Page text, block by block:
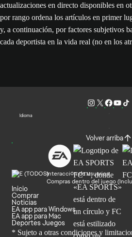
actualizaciones en directo disponibles en
por rango ordena los artículos en primer
y, a continuación, por factores subjetivos
cada deportista en la vida real (no en los
Idioma
Volver arriba
Interacción de usuarios
Compras dentro del juego
Inicio
Comprar
Noticias
EA app para Windows
EA app para Mac
Deportes Juegos
* Sujeto a otras condiciones y